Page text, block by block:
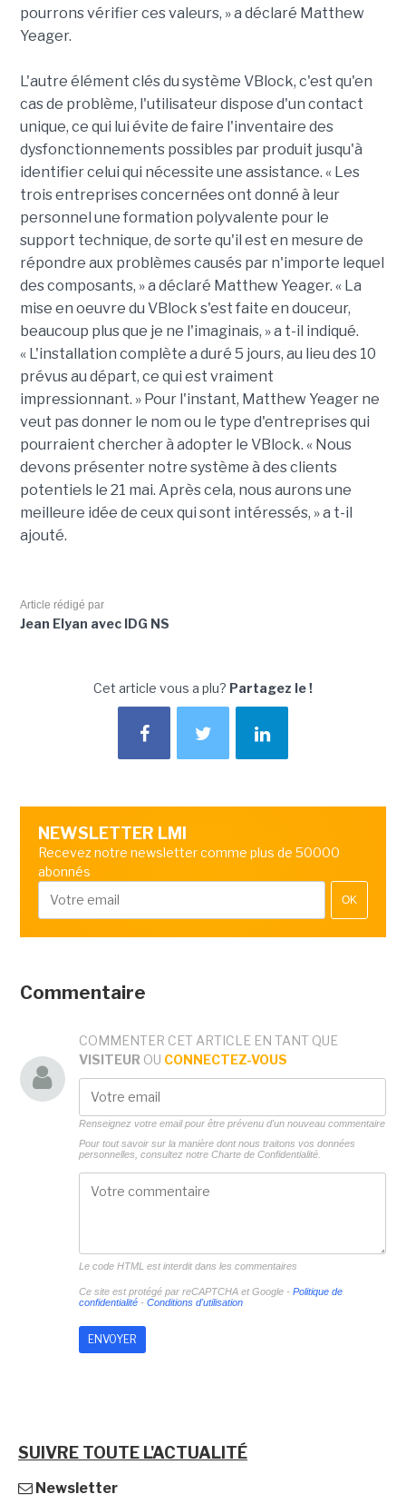
pourrons vérifier ces valeurs, » a déclaré Matthew
Yeager.
L'autre élément clés du système VBlock, c'est qu'en
cas de problème, l'utilisateur dispose d'un contact
unique, ce qui lui évite de faire l'inventaire des
dysfonctionnements possibles par produit jusqu'à
identifier celui qui nécessite une assistance. « Les
trois entreprises concernées ont donné à leur
personnel une formation polyvalente pour le
support technique, de sorte qu'il est en mesure de
répondre aux problèmes causés par n'importe lequel
des composants, » a déclaré Matthew Yeager. « La
mise en oeuvre du VBlock s'est faite en douceur,
beaucoup plus que je ne l'imaginais, » a t-il indiqué.
« L'installation complète a duré 5 jours, au lieu des 10
prévus au départ, ce qui est vraiment
impressionnant. » Pour l'instant, Matthew Yeager ne
veut pas donner le nom ou le type d'entreprises qui
pourraient chercher à adopter le VBlock. « Nous
devons présenter notre système à des clients
potentiels le 21 mai. Après cela, nous aurons une
meilleure idée de ceux qui sont intéressés, » a t-il
ajouté.
Article rédigé par
Jean Elyan avec IDG NS
Cet article vous a plu? Partagez le !
NEWSLETTER LMI
Recevez notre newsletter comme plus de 50000
abonnés
OK
Commentaire
COMMENTER CET ARTICLE EN TANT QUE
VISITEUR OU CONNECTEZ-VOUS
Renseignez votre email pour être prévenu d'un nouveau commentaire
Pour tout savoir sur la manière dont nous traitons vos données
personnelles, consultez notre Charte de Confidentialité.
Le code HTML est interdit dans les commentaires
Ce site est protégé par reCAPTCHA et Google - Politique de
confidentialité- Conditions d'utilisation
SUIVRE TOUTE L'ACTUALITÉ
Newsletter